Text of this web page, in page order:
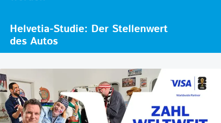
Helvetia-Studie: Der Stellenwert
des Autos